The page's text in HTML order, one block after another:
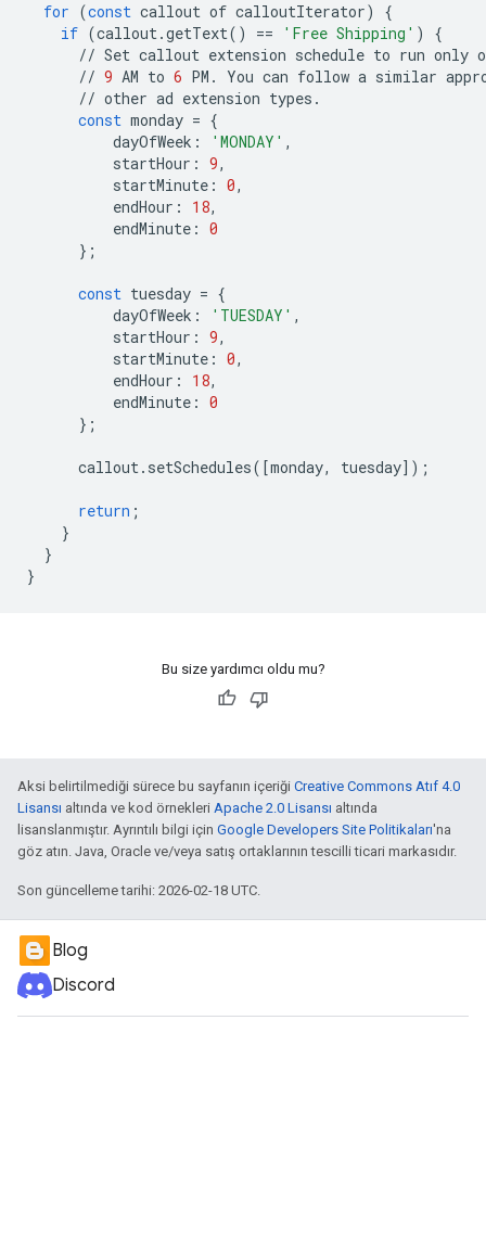
for (const callout of calloutIterator)
{
if (callout.getText() == 'Free Shipping' )
{
// Set callout extension schedule to run only
// 9 AM to 6 PM . You can follow a similar
// other ad extension types .
const monday = {
dayOfWeek : 'MONDAY' ,
startHour : 9,
startMinute : 0,
endHour : 18,
endMinute : 0
};
const tuesday = {
dayOfWeek : 'TUESDAY' ,
startHour : 9,
startMinute : 0,
endHour : 18,
endMinute : 0
};
callout. setSchedules([monday, tuesday]);
return ;
}
}
}
Bu size yardımcı oldu mu?
Aksi belirtilmediği sürece bu sayfanın içeriği Creative Commons Atıf 4.0
Lisansı altında ve kod örnekleri Apache 2.0 Lisansı altında
lisanslanmıştır. Ayrıntılı bilgi için Google Developers Site Politikaları'na
göz atın. Java, Oracle ve/veya satış ortaklarının tescilli ticari markasıdır.
Son güncelleme tarihi: 2026-02-18 UTC.
Blog
Discord